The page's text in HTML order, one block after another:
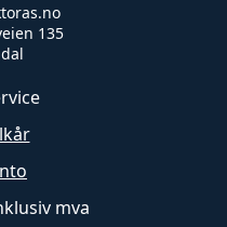
135
mva